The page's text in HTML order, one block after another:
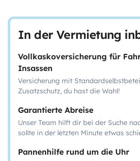
In der Vermietung
Vollkaskoversicherung für
Insassen
Versicherung mit
Zusatzschutz, du hast die Wahl!
Garantierte Abreise
Unser Team hilft dir bei der Suche
sollte in der letzten Minute etwas
Pannenhilfe rund um die Uhr